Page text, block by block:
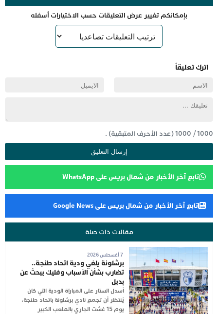
بإمكانكم تغيير عرض التعليقات حسب الاختيارات أسفله
اترك تعليقاً
1000
/
1000(عدد الأحرف المتبقية) .
تابع آخر الأخبار من شمال بريس على WhatsApp
تابع آخر الأخبار من شمال بريس على Google News
مقالات ذات صلة
7 أغسطس 2026
برشلونة يلغي ودية اتحاد طنجة..
تضارب بشأن الأسباب وفليك يبحث عن
بديل
أُسدل الستار على المباراة الودية التي كان
يُنتظر أن تجمع نادي برشلونة باتحاد طنجة،
يوم 15 غشت الجاري بالملعب الكبير